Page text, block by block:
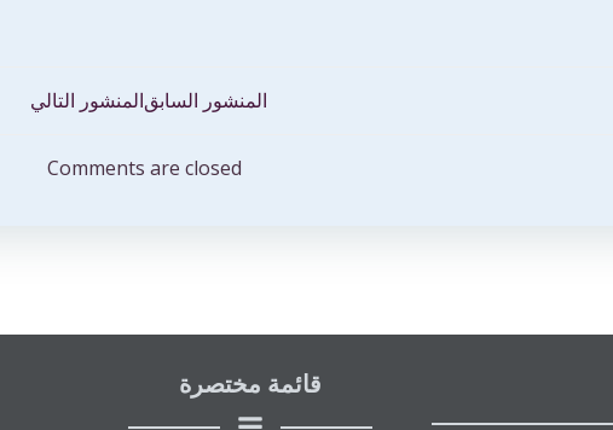
المنشور السابقتصفّح
المقالات
المنشور التالي
Comments are closed
قائمة مختصرة